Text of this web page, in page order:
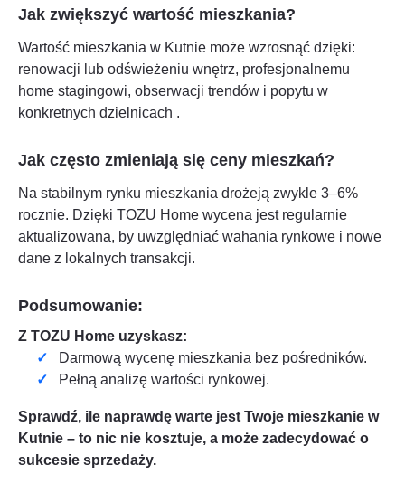
Jak zwiększyć wartość mieszkania?
Wartość mieszkania w Kutnie może wzrosnąć dzięki:
renowacji lub odświeżeniu wnętrz, profesjonalnemu
home stagingowi, obserwacji trendów i popytu w
konkretnych dzielnicach .
Jak często zmieniają się ceny mieszkań?
Na stabilnym rynku mieszkania drożeją zwykle 3–6%
rocznie. Dzięki TOZU Home wycena jest regularnie
aktualizowana, by uwzględniać wahania rynkowe i nowe
dane z lokalnych transakcji.
Podsumowanie:
Z TOZU Home uzyskasz:
Darmową wycenę mieszkania bez pośredników.
Pełną analizę wartości rynkowej.
Sprawdź, ile naprawdę warte jest Twoje mieszkanie w
Kutnie – to nic nie kosztuje, a może zadecydować o
sukcesie sprzedaży.